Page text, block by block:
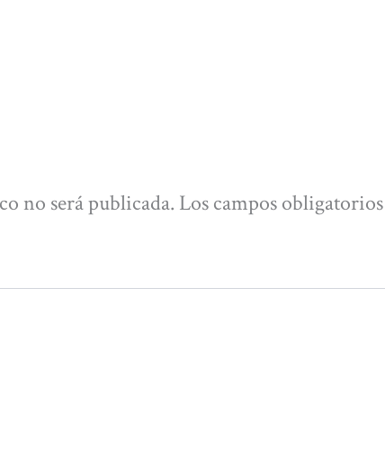
no será publicada. Los campos obligatorios